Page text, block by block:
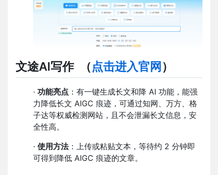
文途AI写作（点击进入官网 ）
· 功能亮点 ：有一键生成长文和降 AI 功能，能强
力降低长文 AIGC 痕迹，可通过知网、万方、格
子达等权威检测网站，且不会泄漏长文信息，安
全性高。
· 使用方法：上传或粘贴文本，等待约 2 分钟即
可得到降低 AIGC 痕迹的文章。